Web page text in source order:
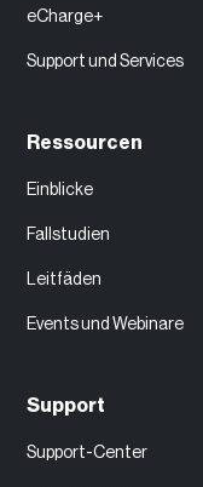
eCharge+
Support und Services
Ressourcen
Einblicke
Fallstudien
Leitfäden
Events und Webinare
Support
Support-Center